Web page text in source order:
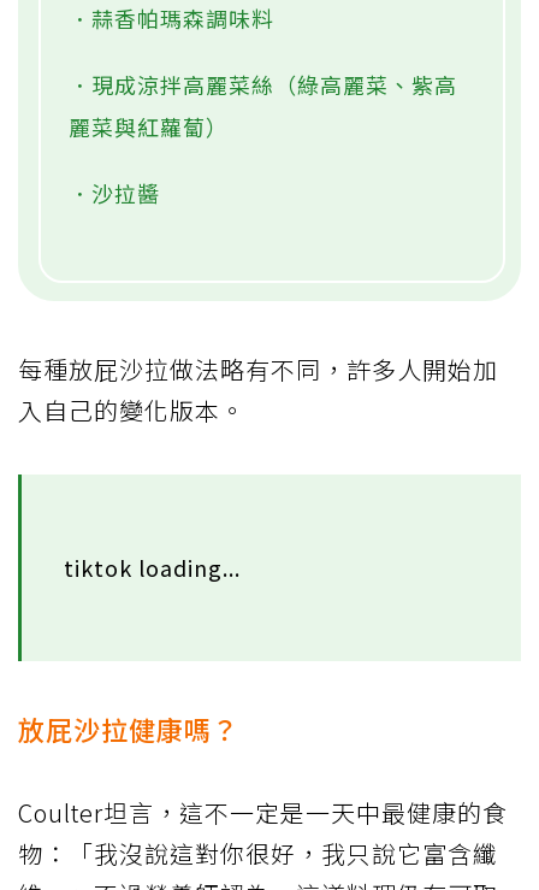
．蒜香帕瑪森調味料
．現成涼拌高麗菜絲（綠高麗菜、紫高
麗菜與紅蘿蔔）
．沙拉醬
每種放屁沙拉做法略有不同，許多人開始加
入自己的變化版本。
tiktok loading...
放屁沙拉健康嗎？
Coulter坦言，這不一定是一天中最健康的食
物：「我沒說這對你很好，我只說它富含纖